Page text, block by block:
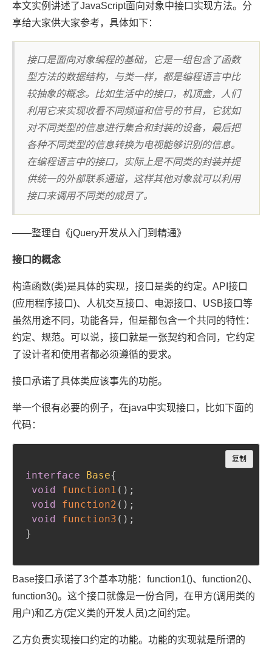
本文实例讲述了JavaScript面向对象中接口实现方法。分
享给大家供大家参考，具体如下：
接口是面向对象编程的基础，它是一组包含了函数
型方法的数据结构，与类一样，都是编程语言中比
较抽象的概念。比如生活中的接口，机顶盒，人们
利用它来实现收看不同频道和信号的节目，它犹如
对不同类型的信息进行集合和封装的设备，最后把
各种不同类型的信息转换为电视能够识别的信息。
在编程语言中的接口，实际上是不同类的封装并提
供统一的外部联系通道，这样其他对象就可以利用
接口来调用不同类的成员了。
——整理自《jQuery开发从入门到精通》
接口的概念
构造函数(类)是具体的实现，接口是类的约定。API接口
(应用程序接口)、人机交互接口、电源接口、USB接口等
虽然用途不同，功能各异，但是都包含一个共同的特性：
约定、规范。可以说，接口就是一张契约和合同，它约定
了设计者和使用者都必须遵循的要求。
接口承诺了具体类应该事先的功能。
举一个很有必要的例子，在java中实现接口，比如下面的
代码：
interface Base{
void
function1 ( ) ;
void
function2 ( ) ;
void
function3 ( ) ;
}
复制
Copy
Base接口承诺了3个基本功能：function1()、function2()、
function3()。这个接口就像是一份合同，在甲方(调用类的
用户)和乙方(定义类的开发人员)之间约定。
乙方负责实现接口约定的功能。功能的实现就是所谓的